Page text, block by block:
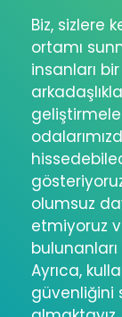
Biz, sizlere
ortamı
insanları
olumsuz
etmiyoruz
Ayrıca,
güvenliğini